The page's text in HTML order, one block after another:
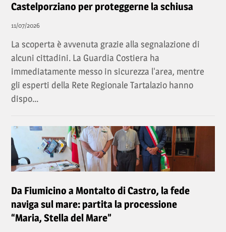
Castelporziano per proteggerne la schiusa
11/07/2026
La scoperta è avvenuta grazie alla segnalazione di
alcuni cittadini. La Guardia Costiera ha
immediatamente messo in sicurezza l'area, mentre
gli esperti della Rete Regionale Tartalazio hanno
dispo...
Da Fiumicino a Montalto di Castro, la fede
naviga sul mare: partita la processione
“Maria, Stella del Mare”